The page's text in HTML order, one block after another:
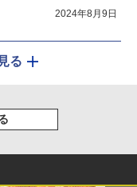
2024年8月9日
る